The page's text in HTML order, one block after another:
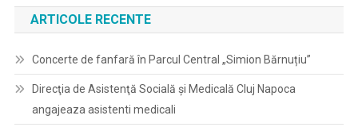
ARTICOLE RECENTE
Concerte de fanfară în Parcul Central „Simion Bărnuțiu”
Direcţia de Asistenţă Socială şi Medicală Cluj Napoca
angajeaza asistenti medicali